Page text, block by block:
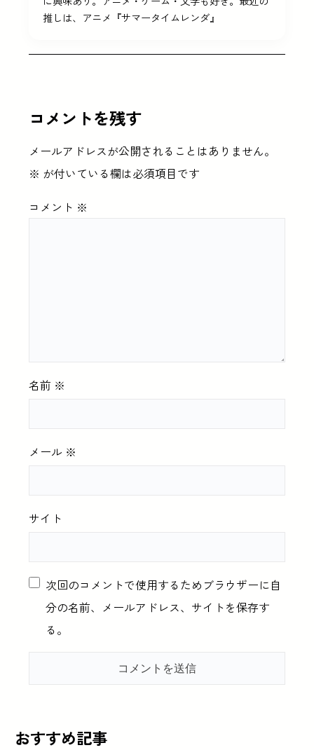
推しは、アニメ『サマータイムレンダ』
コメントを残す
メールアドレスが公開されることはありません。
※ が付いている欄は必須項目です
コメント ※
名前 ※
メール ※
サイト
次回のコメントで使用するためブラウザーに自
分の名前、メールアドレス、サイトを保存す
る。
おすすめ記事